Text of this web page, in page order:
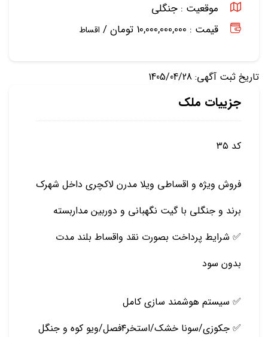
موقعیت : جنگلی
قیمت : 10,000,000,000 تومان /
اقساط
تاریخ ثبت آگهی: 1405/04/28
جزییات ملک
کد ۳۵
فروش ویژه و اقساطی ویلا مدرن لاکچری داخل شهرک
برند و جنگلی با گیت نگهبانی و دوربین مداربسته
✅ شرایط پرداخت بصورت نقد واقساط بلند مدت
بدون سود
✅ سیستم هوشمند سازی کامل
✅ جکوزی/سونا خشک/استخر۴فصل/ویو کوه و جنگل